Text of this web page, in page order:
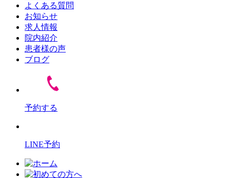
よくある質問
お知らせ
求人情報
院内紹介
患者様の声
ブログ
予約する
LINE予約